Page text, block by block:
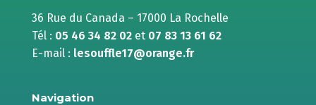
36 Rue du Canada – 17000 La Rochelle
Tél : 05 46 34 82 02et 07 83 13 61 62
E-mail : lesouffle17@orange.fr
Navigation